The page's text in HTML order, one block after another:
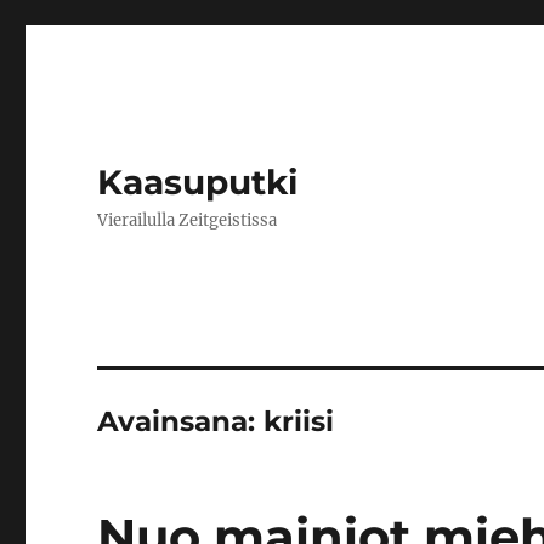
Kaasuputki
Vierailulla Zeitgeistissa
Avainsana: kriisi